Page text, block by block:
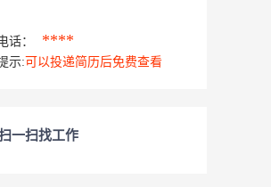
话： ****
示: 可以投递简历后免费查看
一扫找工作